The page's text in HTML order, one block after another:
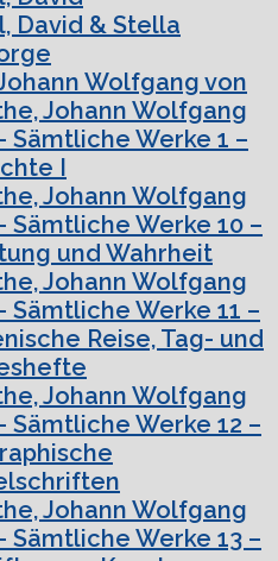
David & Stella
Wolfgang von
Johann Wolfgang
Sämtliche Werke 1 –
I
Johann Wolfgang
Sämtliche Werke 10 –
und Wahrheit
Johann Wolfgang
Sämtliche Werke 11 –
Reise, Tag- und
Johann Wolfgang
Sämtliche Werke 12 –
Johann Wolfgang
Sämtliche Werke 13 –